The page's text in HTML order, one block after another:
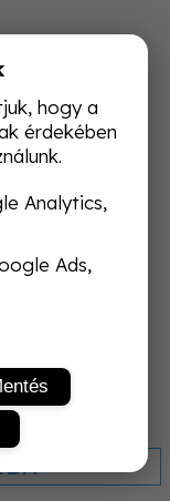
hogy a
érdekében
Analytics,
Ads,